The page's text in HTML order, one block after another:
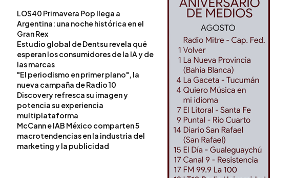
LOS40 Primavera Pop llega a
Argentina: una noche histórica en el
Gran Rex
Estudio global de Dentsu revela qué
esperan los consumidores de la IA y de
las marcas
"El periodismo en primer plano", la
nueva campaña de Radio 10
Discovery refresca su imagen y
potencia su experiencia
multiplataforma
McCann e IAB México comparten 5
macrotendencias en la industria del
marketing y la publicidad